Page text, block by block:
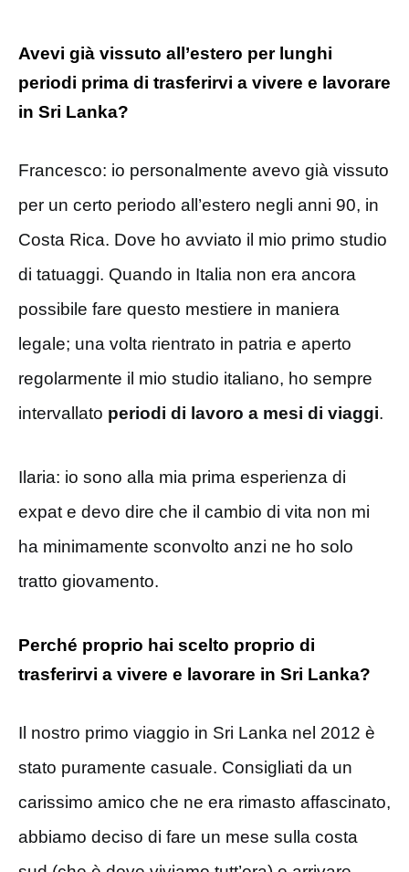
Avevi già vissuto all’estero per lunghi
periodi prima di trasferirvi a vivere e lavorare
in Sri Lanka?
Francesco: io personalmente avevo già vissuto
per un certo periodo all’estero negli anni 90, in
Costa Rica. Dove ho avviato il mio primo studio
di tatuaggi. Quando in Italia non era ancora
possibile fare questo mestiere in maniera
legale; una volta rientrato in patria e aperto
regolarmente il mio studio italiano, ho sempre
intervallato periodi di lavoro a mesi di viaggi.
Ilaria: io sono alla mia prima esperienza di
expat e devo dire che il cambio di vita non mi
ha minimamente sconvolto anzi ne ho solo
tratto giovamento.
Perché proprio hai scelto proprio di
trasferirvi a vivere e lavorare in Sri Lanka?
Il nostro primo viaggio in Sri Lanka nel 2012 è
stato puramente casuale. Consigliati da un
carissimo amico che ne era rimasto affascinato,
abbiamo deciso di fare un mese sulla costa